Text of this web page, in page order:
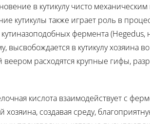
в кутикулу чисто механическим
кутикулы также играет роль в
фермента (Hegedus,
в кутикулу хозяина
веером расходятся крупные гифы,
кислота взаимодействует с
создавая среду,